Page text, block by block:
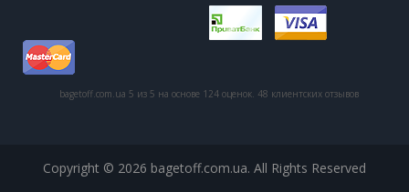
bagetoff.com.ua 5 из 5 на основе 124 оценок. 48 клиентских отзывов
Copyright © 2026 bagetoff.com.ua. All Rights Reserved